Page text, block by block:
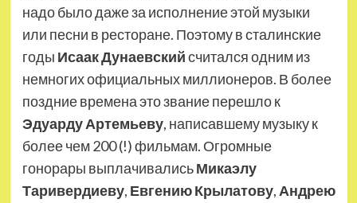
надо было даже за исполнение этой музыки
или песни в ресторане. Поэтому в сталинские
годы Исаак Дунаевскийсчитался одним из
немногих официальных миллионеров. В более
поздние времена это звание перешло к
Эдуарду Артемьеву, написавшему музыку к
более чем 200 (!) фильмам. Огромные
гонорары выплачивалисьМикаэлу
Таривердиеву, Евгению Крылатову,Андрею